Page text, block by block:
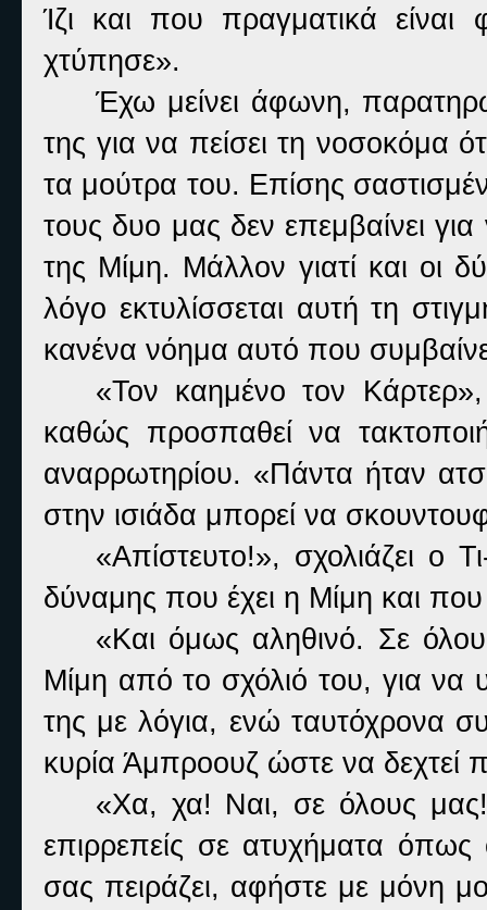
Ίζι και που πραγματικά
χτύπησε».
Έχω μείνει άφωνη,
της για να πείσει τη νοσοκόμα
τα μούτρα του. Επίσης
τους δυο μας δεν επεμβαίνει
της Μίμη. Μάλλον γιατί και οι
λόγο εκτυλίσσεται αυτή τη
κανένα νόημα αυτό που
«Τον καημένο τον
καθώς προσπαθεί να
αναρρωτηρίου. «Πάντα ήταν
στην ισιάδα μπορεί να
«Απίστευτο!», σχολιάζει ο
δύναμης που έχει η Μίμη και
«Και όμως αληθινό. Σε
Μίμη από το σχόλιό του, για να
της με λόγια, ενώ ταυτόχρονα
κυρία Άμπροουζ ώστε να δεχτεί
«Χα, χα! Ναι, σε όλους
επιρρεπείς σε ατυχήματα
σας πειράζει, αφήστε με μόνη